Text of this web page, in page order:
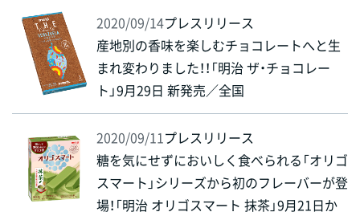
2020/09/14プレスリリース
産地別の香味を楽しむチョコレートへと生
まれ変わりました！！「明治 ザ・チョコレー
ト」9月29日 新発売／全国
2020/09/11プレスリリース
糖を気にせずにおいしく食べられる「オリゴ
スマート」シリーズから初のフレーバーが登
場！「明治 オリゴスマート 抹茶」9月21日か